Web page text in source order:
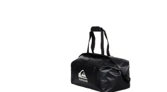
Add to Wishlist